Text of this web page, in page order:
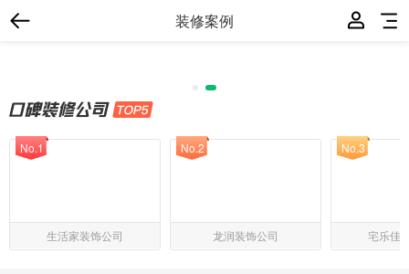
装修案例
生活家装饰公司
No.1
龙润装饰公司
No.2
宅乐佳
No.3